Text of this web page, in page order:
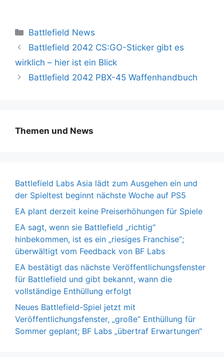
Kategorien
Battlefield News
Battlefield 2042 CS:GO-Sticker gibt es
wirklich – hier ist ein Blick
Battlefield 2042 PBX-45 Waffenhandbuch
Themen und News
Battlefield Labs Asia lädt zum Ausgehen ein und
der Spieltest beginnt nächste Woche auf PS5
EA plant derzeit keine Preiserhöhungen für Spiele
EA sagt, wenn sie Battlefield „richtig“
hinbekommen, ist es ein „riesiges Franchise“;
überwältigt vom Feedback von BF Labs
EA bestätigt das nächste Veröffentlichungsfenster
für Battlefield und gibt bekannt, wann die
vollständige Enthüllung erfolgt
Neues Battlefield-Spiel jetzt mit
Veröffentlichungsfenster, „große“ Enthüllung für
Sommer geplant; BF Labs „übertraf Erwartungen“